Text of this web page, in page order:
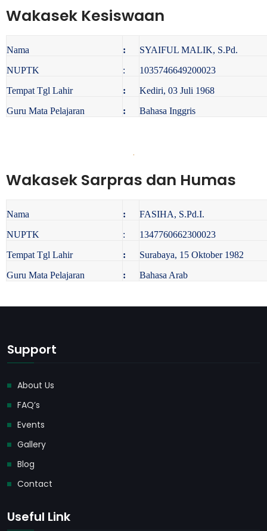
Wakasek Kesiswaan
Nama :
SYAIFUL MALIK, S.Pd.
NUPTK
:
1035746649200023
Tempat Tgl Lahir
:
Kediri, 03 Juli 1968
Guru Mata Pelajaran
: Bahasa Inggris
Wakasek Sarpras dan Humas
Nama :
FASIHA, S.Pd.I.
NUPTK
:
1347760662300023
Tempat Tgl Lahir
:
Surabaya, 15 Oktober 1982
Guru Mata Pelajaran
: Bahasa Arab
Support
About Us
FAQ’s
Events
Gallery
Blog
Contact
Useful Link